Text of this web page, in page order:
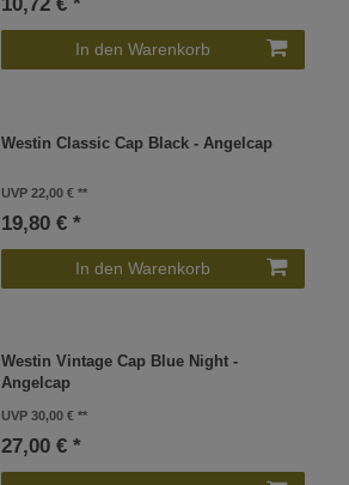
In den Warenkorb
Westin Classic Cap Black - Angelcap
UVP 22,00 €
19,80 € *
In den Warenkorb
Westin Vintage Cap Blue Night -
Angelcap
UVP 30,00 €
27,00 € *